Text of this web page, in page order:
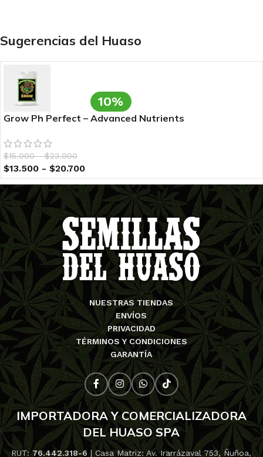
Sugerencias del Huaso
10%
Grow Ph Perfect – Advanced Nutrients
$15.000 - $23.000
$13.500 - $20.700
NUESTRAS TIENDAS
ENVÍOS
PRIVACIDAD
TÉRMINOS Y CONDICIONES
GARANTÍA
IMPORTADORA Y COMERCIALIZADORA
DEL HUASO SPA
RUT:76.442.318-6 | Casa Matriz: Av. Irarrázaval 753, Ñuñoa,